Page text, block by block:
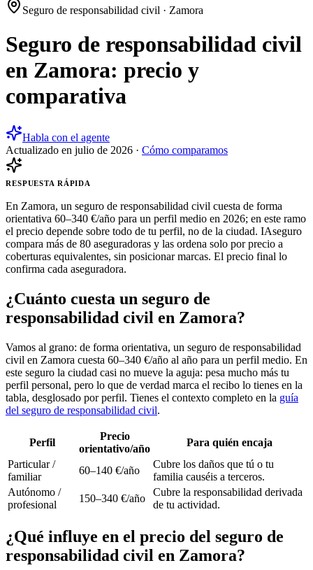
Seguro de responsabilidad civil · Zamora
Seguro de responsabilidad civil
en Zamora: precio y
comparativa
Habla con el agente
Actualizado en julio de 2026 · Cómo comparamos
RESPUESTA RÁPIDA
En Zamora, un seguro de responsabilidad civil cuesta de forma
orientativa 60–340 €/año para un perfil medio en 2026; en este ramo
el precio depende sobre todo de tu perfil, no de la ciudad. IAseguro
compara más de 80 aseguradoras y las ordena solo por precio a
coberturas equivalentes, sin posicionar marcas. El precio final lo
confirma cada aseguradora.
¿Cuánto cuesta un seguro de
responsabilidad civil en Zamora?
Vamos al grano: de forma orientativa, un seguro de responsabilidad
civil en Zamora cuesta 60–340 €/año al año para un perfil medio. En
este seguro la ciudad casi no mueve la aguja: pesa mucho más tu
perfil personal, pero lo que de verdad marca el recibo lo tienes en la
tabla, desglosado por perfil. Tienes el contexto completo en la guía
del seguro de responsabilidad civil.
Perfil
Precio
orientativo/año
Para quién encaja
Particular /
familiar
60–140 €/año
Cubre los daños que tú o tu
familia causéis a terceros.
Autónomo /
profesional
150–340 €/año
Cubre la responsabilidad derivada
de tu actividad.
¿Qué influye en el precio del seguro de
responsabilidad civil en Zamora?